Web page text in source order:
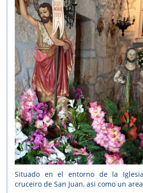
Situado en el entorno de la
cruceiro de San Juan, asi como un